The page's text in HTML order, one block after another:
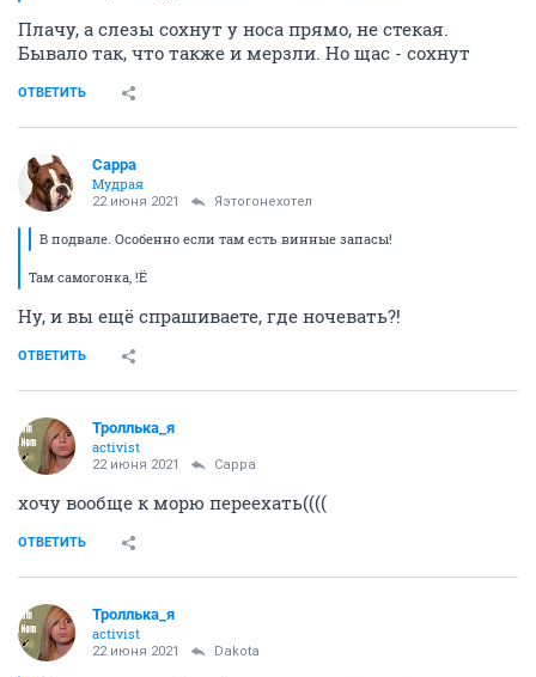
Плачу, а слезы сохнут у носа прямо, не стекая.
Бывало так, что также и мерзли. Но щас - сохнут
ОТВЕТИТЬ
Сарра
Мудрая
22 июня 2021 Яэтогонехотел
В подвале. Особенно если там есть винные запасы!
Там самогонка, !Ё
Ну, и вы ещё спрашиваете, где ночевать?!
ОТВЕТИТЬ
Троллька_я
activist
22 июня 2021 Сарра
хочу вообще к морю переехать((((
ОТВЕТИТЬ
Троллька_я
activist
22 июня 2021 Dаkota